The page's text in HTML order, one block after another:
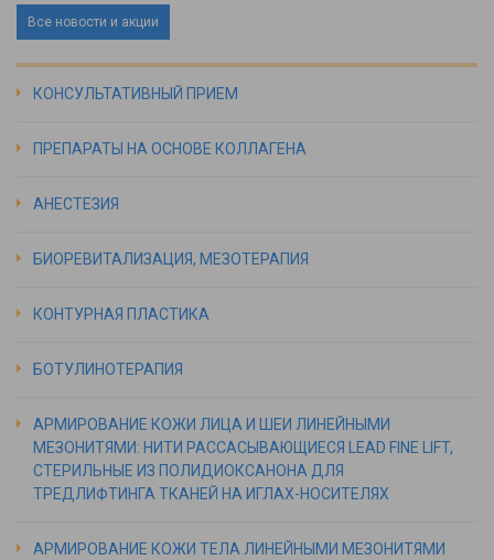
Все новости и акции
КОНСУЛЬТАТИВНЫЙ ПРИЕМ
ПРЕПАРАТЫ НА ОСНОВЕ КОЛЛАГЕНА
АНЕСТЕЗИЯ
БИОРЕВИТАЛИЗАЦИЯ, МЕЗОТЕРАПИЯ
КОНТУРНАЯ ПЛАСТИКА
БОТУЛИНОТЕРАПИЯ
АРМИРОВАНИЕ КОЖИ ЛИЦА И ШЕИ ЛИНЕЙНЫМИ
МЕЗОНИТЯМИ: НИТИ РАССАСЫВАЮЩИЕСЯ LEAD FINE LIFT,
СТЕРИЛЬНЫЕ ИЗ ПОЛИДИОКСАНОНА ДЛЯ
ТРЕДЛИФТИНГА ТКАНЕЙ НА ИГЛАХ-НОСИТЕЛЯХ
АРМИРОВАНИЕ КОЖИ ТЕЛА ЛИНЕЙНЫМИ МЕЗОНИТЯМИ